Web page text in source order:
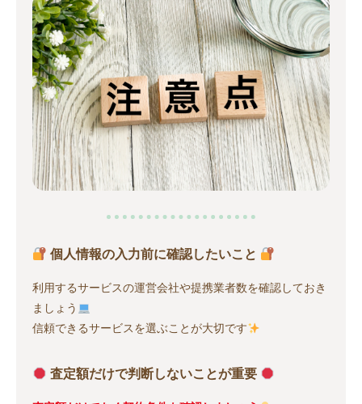
個人情報の入力前に確認したいこと
利用するサービスの運営会社や提携業者数を確認しておき
ましょう
信頼できるサービスを選ぶことが大切です
査定額だけで判断しないことが重要